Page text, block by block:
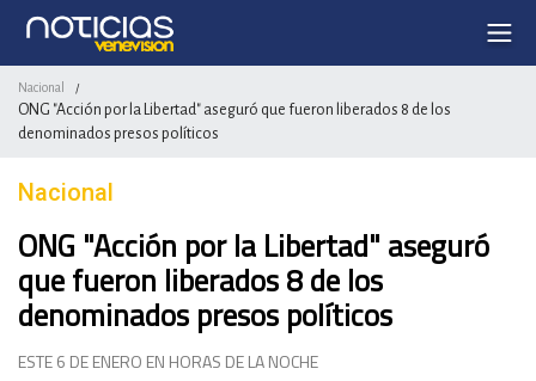
Nacional /
ONG "Acción por la Libertad" aseguró que fueron liberados 8 de los
denominados presos políticos
Nacional
ONG "Acción por la Libertad" aseguró
que fueron liberados 8 de los
denominados presos políticos
ESTE 6 DE ENERO EN HORAS DE LA NOCHE